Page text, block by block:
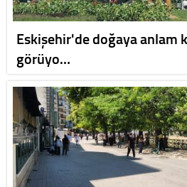
Eskişehir'de doğaya anlam
görüyo…